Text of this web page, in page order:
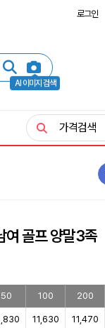
로그인
AI 이미지 검색
가격검색
여 골프 양말3족
50
100 200
11,630 11,470